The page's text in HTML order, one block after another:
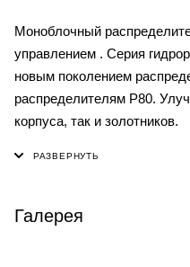
Моноблочный
управлением . Серия
новым поколением
распределителям P80.
корпуса, так и золотников.
Галерея